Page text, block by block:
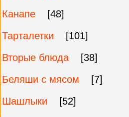
Канапе
[48]
Тарталетки
[101]
Вторые блюда
[38]
Беляши с мясом
[7]
Шашлыки
[52]